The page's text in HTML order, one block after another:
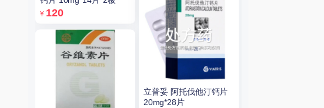
¥ 120
立普妥 阿托伐他汀钙片
20mg*28片